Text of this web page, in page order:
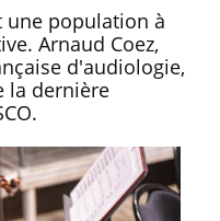
une population à
Arnaud Coez,
d'audiologie,
la dernière